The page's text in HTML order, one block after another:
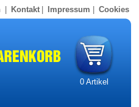
Kontakt Impressum Cookies
0Artikel